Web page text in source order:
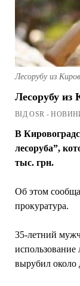
Лесорубу из
Лесорубу из
ВІД OSR -
В
лесоруба”,
тыс. грн.
Об этом
прокуратура.
35-летний
использование
вырубил около